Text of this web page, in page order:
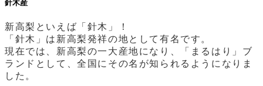
針木産
新高梨といえば「針木」！
「針木」は新高梨発祥の地として有名です。
現在では、新高梨の一大産地になり、「まるはり」ブ
ランドとして、全国にその名が知られるようになりま
した。